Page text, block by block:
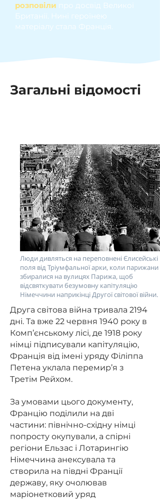
розповіли про досвід Великої
Британії. Нині героїнею
матеріалу стала Франція.
Загальні відомості
Люди дивляться на переповнені Єлисейські
поля від Тріумфальної арки, коли парижани
збиралися на вулицях Парижа, щоб
відсвяткувати безумовну капітуляцію
Німеччини наприкінці Другої світової війни.
Друга світова війна тривала 2194
дні. Та вже 22 червня 1940 року в
Комп’єнському лісі, де 1918 року
німці підписували капітуляцію,
Франція від імені уряду Філіппа
Петена уклала перемир’я з
Третім Рейхом.
За умовами цього документу,
Францію поділили на дві
частини: північно-східну німці
попросту окупували, а спірні
регіони Ельзас і Лотарингію
Німеччина анексувала та
створила на півдні Франції
державу, яку очолював
маріонетковий уряд